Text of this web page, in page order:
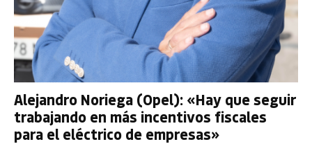
Alejandro Noriega (Opel): «Hay que seguir
trabajando en más incentivos fiscales
para el eléctrico de empresas»